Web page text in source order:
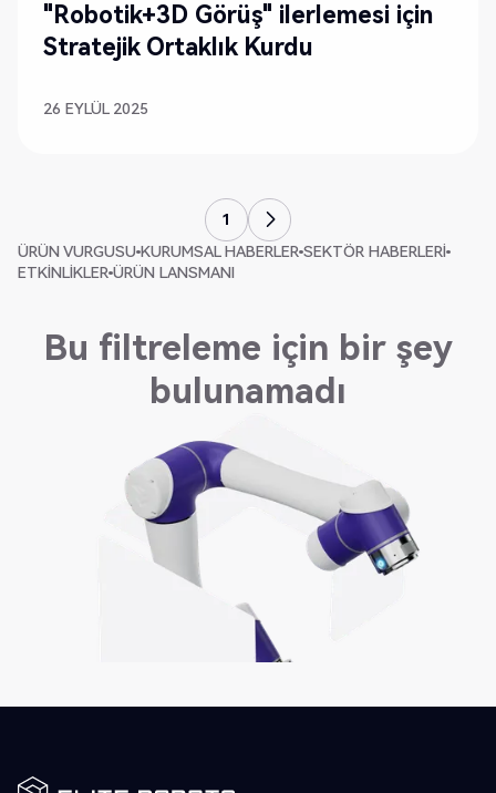
"Robotik+3D Görüş" ilerlemesi için
Stratejik Ortaklık Kurdu
26 EYLÜL 2025
1
ÜRÜN VURGUSU KURUMSAL HABERLER SEKTÖR HABERLERI
ETKINLIKLER ÜRÜN LANSMANI
Bu filtreleme için bir şey
bulunamadı